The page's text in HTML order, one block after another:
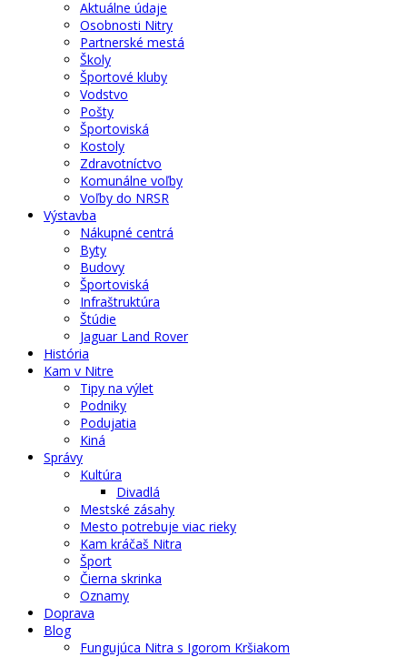
Aktuálne údaje
Osobnosti Nitry
Partnerské mestá
Školy
Športové kluby
Vodstvo
Pošty
Športoviská
Kostoly
Zdravotníctvo
Komunálne voľby
Voľby do NRSR
Výstavba
Nákupné centrá
Byty
Budovy
Športoviská
Infraštruktúra
Štúdie
Jaguar Land Rover
História
Kam v Nitre
Tipy na výlet
Podniky
Podujatia
Kiná
Správy
Kultúra
Divadlá
Mestské zásahy
Mesto potrebuje viac rieky
Kam kráčaš Nitra
Šport
Čierna skrinka
Oznamy
Doprava
Blog
Fungujúca Nitra s Igorom Kršiakom